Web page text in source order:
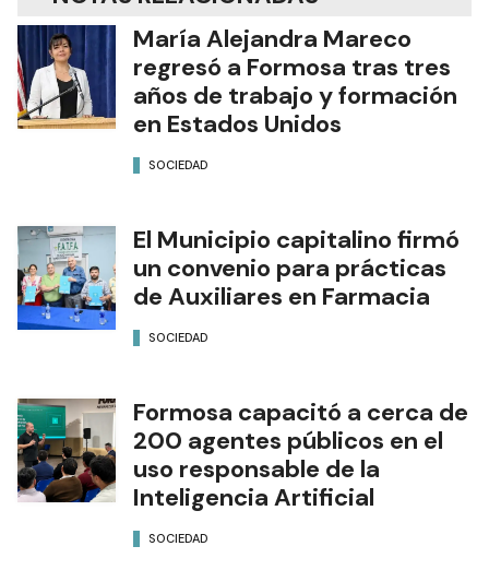
NOTAS RELACIONADAS
María Alejandra Mareco
regresó a Formosa tras tres
años de trabajo y formación
SOCIEDAD
El Municipio capitalino firmó
un convenio para prácticas
SOCIEDAD
Formosa capacitó a cerca de
200 agentes públicos en el
uso responsable de la